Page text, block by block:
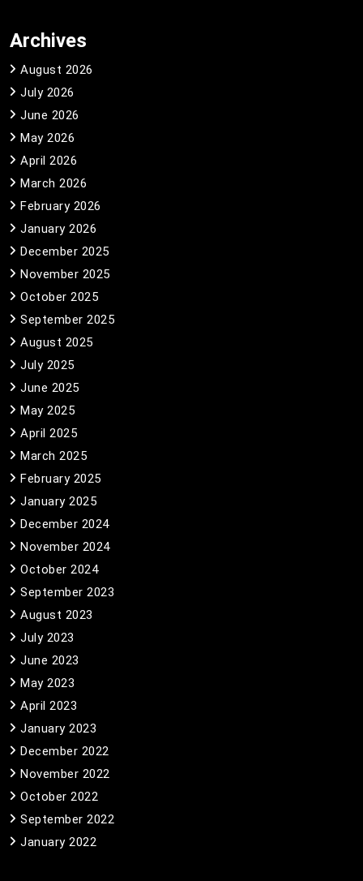
Archives
August 2026
July 2026
June 2026
May 2026
April 2026
March 2026
February 2026
January 2026
December 2025
November 2025
October 2025
September 2025
August 2025
July 2025
June 2025
May 2025
April 2025
March 2025
February 2025
January 2025
December 2024
November 2024
October 2024
September 2023
August 2023
July 2023
June 2023
May 2023
April 2023
January 2023
December 2022
November 2022
October 2022
September 2022
January 2022